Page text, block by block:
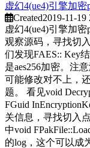
虚幻4(ue4)引擎加
Created2019-11-19
虚幻4(ue4)引擎加
观察源码，寻找切
们发现FAES:: Key
是aes256加密。注
可能修改对不上，
题。 看见void
FGuid
关信息，寻找切入
中void
的log，这个可以成